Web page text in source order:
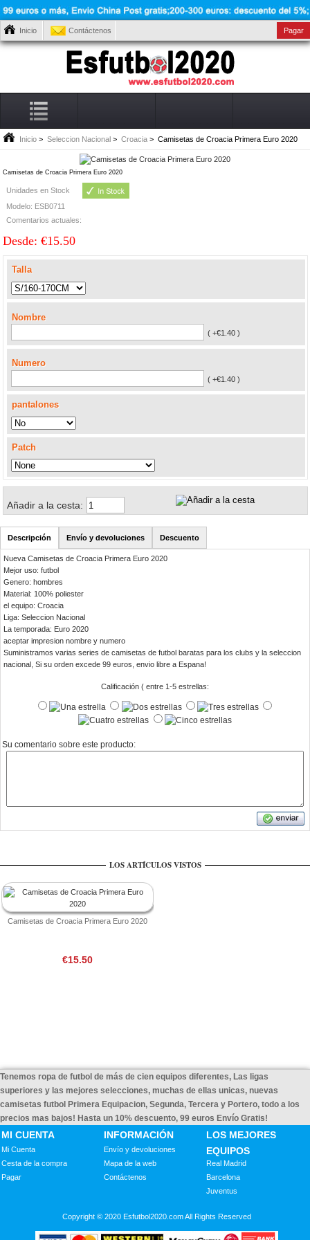
Inicio Contáctenos Pagar
Inicio > Seleccion Nacional > Croacia > Camisetas de Croacia Primera Euro 2020
Camisetas de Croacia Primera Euro 2020
Unidades en Stock
Modelo: ESB0711
Comentarios actuales:
Desde: €15.50
Talla
Nombre
( +€1.40 )
Numero
( +€1.40 )
pantalones
Patch
Añadir a la cesta:
Descripción Envío y devoluciones Descuento
Nueva Camisetas de Croacia Primera Euro 2020
Mejor uso: futbol
Genero: hombres
Material: 100% poliester
el equipo: Croacia
Liga: Seleccion Nacional
La temporada: Euro 2020
aceptar impresion nombre y numero
Suministramos varias series de camisetas de futbol baratas para los clubs y la seleccion
nacional, Si su orden excede 99 euros, envio libre a Espana!
Calificación ( entre 1-5 estrellas:
Su comentario sobre este producto:
LOS ARTÍCULOS VISTOS
Camisetas de Croacia Primera Euro 2020
€15.50
Tenemos ropa de futbol de más de cien equipos diferentes, Las ligas
superiores y las mejores selecciones, muchas de ellas unicas, nuevas
camisetas futbol Primera Equipacion, Segunda, Tercera y Portero, todo a los
precios mas bajos! Hasta un 10% descuento, 99 euros Envío Gratis!
MI CUENTA
Mi Cuenta
Cesta de la compra
Pagar
INFORMACIÓN
Envío y devoluciones
Mapa de la web
Contáctenos
LOS MEJORES
EQUIPOS
Real Madrid
Barcelona
Juventus
Copyright © 2020 Esfutbol2020.com All Rights Reserved